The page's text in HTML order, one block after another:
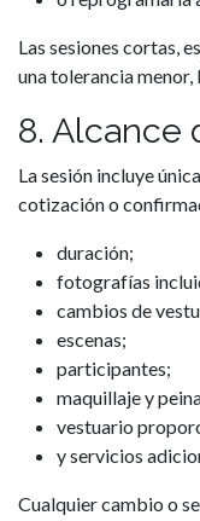
Las sesiones cortas,
una tolerancia menor,
8. Alcance
La sesión incluye
cotización o
duración;
fotografías
cambios de
escenas;
participantes;
maquillaje y
vestuario
y servicios
Cualquier cambio o